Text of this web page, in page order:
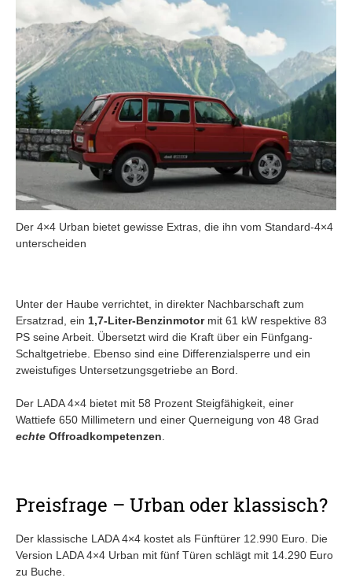
Der 4×4 Urban bietet gewisse Extras, die ihn vom Standard-4×4
unterscheiden
Unter der Haube verrichtet, in direkter Nachbarschaft zum
Ersatzrad, ein 1,7-Liter-Benzinmotormit 61 kW respektive 83
PS seine Arbeit. Übersetzt wird die Kraft über ein Fünfgang-
Schaltgetriebe. Ebenso sind eine Differenzialsperre und ein
zweistufiges Untersetzungsgetriebe an Bord.
Der LADA 4×4 bietet mit 58 Prozent Steigfähigkeit, einer
Wattiefe 650 Millimetern und einer Querneigung von 48 Grad
echte Offroadkompetenzen
Preisfrage – Urban oder klassisch?
Der klassische LADA 4×4 kostet als Fünftürer 12.990 Euro. Die
Version LADA 4×4 Urban mit fünf Türen schlägt mit 14.290 Euro
zu Buche.